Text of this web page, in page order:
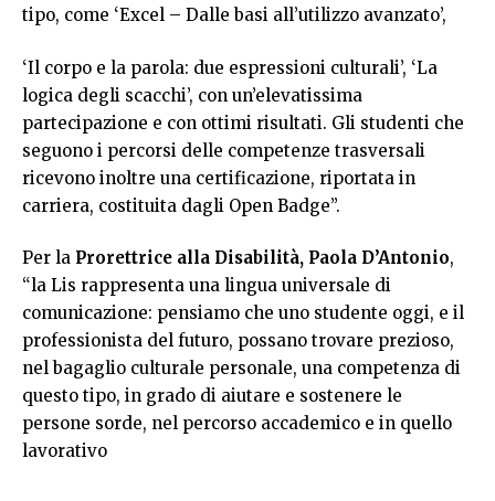
tipo, come ‘Excel – Dalle basi all’utilizzo avanzato’,
‘Il corpo e la parola: due espressioni culturali’, ‘La
logica degli scacchi’, con un’elevatissima
partecipazione e con ottimi risultati. Gli studenti che
seguono i percorsi delle competenze trasversali
ricevono inoltre una certificazione, riportata in
carriera, costituita dagli Open Badge”.
Per la Prorettrice alla Disabilità, Paola D’Antonio,
“la Lis rappresenta una lingua universale di
comunicazione: pensiamo che uno studente oggi, e il
professionista del futuro, possano trovare prezioso,
nel bagaglio culturale personale, una competenza di
questo tipo, in grado di aiutare e sostenere le
persone sorde, nel percorso accademico e in quello
lavorativo